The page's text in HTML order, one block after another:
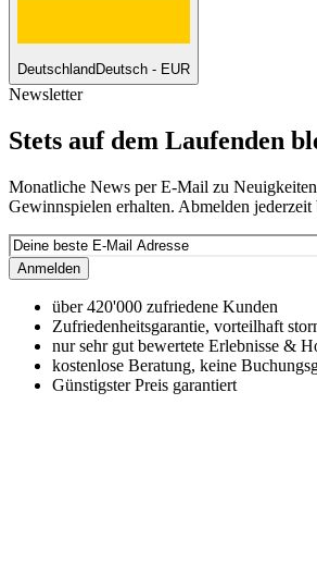
Deutschland Deutsch - EUR
Newsletter
Stets auf dem Laufenden
Monatliche News per E-Mail zu
Gewinnspielen erhalten. Abmelden
Anmelden
über 420'000 zufriedene Kunden
Zufriedenheitsgarantie, vorteilhaft
nur sehr gut bewertete Erlebnisse &
kostenlose Beratung, keine
Günstigster Preis garantiert